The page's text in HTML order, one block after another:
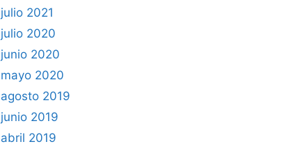
julio 2021
julio 2020
junio 2020
mayo 2020
agosto 2019
junio 2019
abril 2019